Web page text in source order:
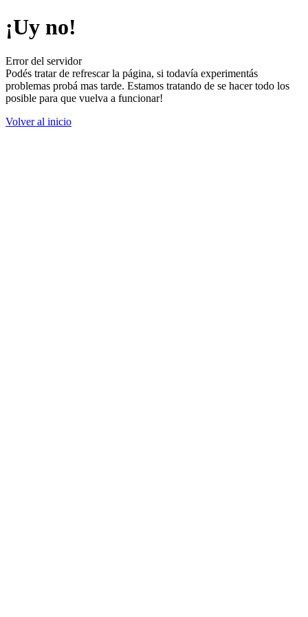
¡Uy no!
Error del servidor
Podés tratar de refrescar la página, si todavía experimentás
problemas probá mas tarde. Estamos tratando de se hacer todo los
posible para que vuelva a funcionar!
Volver al inicio